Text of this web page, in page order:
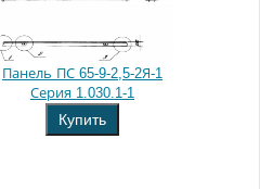
Панель ПС 65-9-2,5-2Я-1
Серия 1.030.1-1
Купить